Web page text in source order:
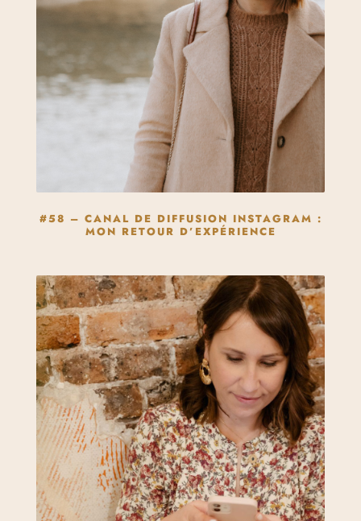
#58 – CANAL DE DIFFUSION INSTAGRAM :
MON RETOUR D’EXPÉRIENCE